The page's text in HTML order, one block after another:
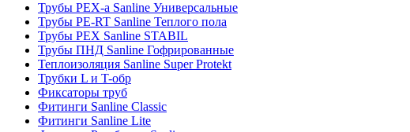
Трубы PEX-a Sanline Универсальные
Трубы PE-RT Sanline Теплого пола
Трубы PEX Sanline STABIL
Трубы ПНД Sanline Гофрированные
Теплоизоляция Sanline Super Protekt
Трубки L и T-обр
Фиксаторы труб
Фитинги Sanline Classic
Фитинги Sanline Lite